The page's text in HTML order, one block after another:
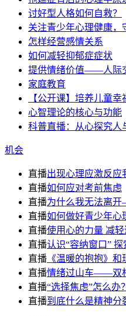
讨好型人格如何自救？
关注青少年心理健康，
怎样经营感情关系
如何减轻抑郁症症状
提供情绪价值——人际
家庭教育
【公开课】培养儿童
心智理论的核心与功能
科普直播：从心探究人
机会
直播出现心理应激反应
直播如何应对考前焦虑
直播为什么我无法离
直播如何做好青少年心
直播使用心的力量 减
直播认识“容纳窗口”
直播 《温暖的抱抱》
直播情绪过山车——双
直播“选择焦虑”怎么办？
直播到底什么是精神分